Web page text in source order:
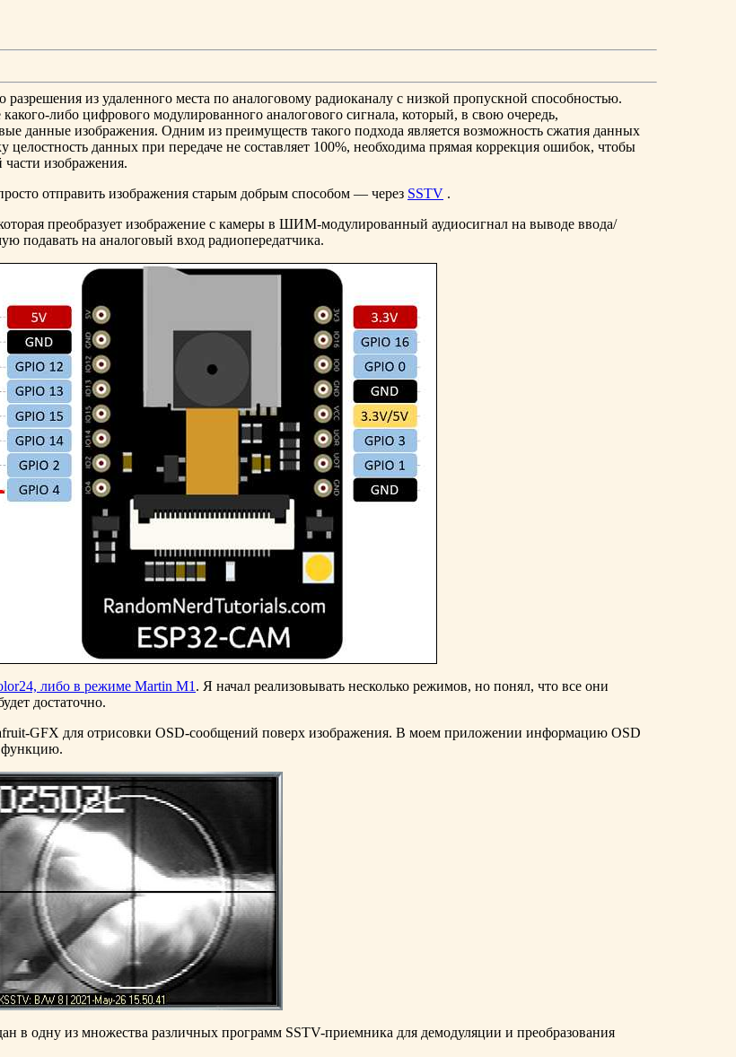
из удаленного места по аналоговому радиоканалу с низкой пропускной способностью.
либо цифрового модулированного аналогового сигнала, который, в свою очередь,
данные изображения. Одним из преимуществ такого подхода является возможность сжатия данных
данных при передаче не составляет 100%, необходима прямая коррекция ошибок, чтобы
части изображения.
отправить изображения старым добрым способом — через SSTV .
преобразует изображение с камеры в ШИМ-модулированный аудиосигнал на выводе ввода/
подавать на аналоговый вход радиопередатчика.
либо в режиме Martin M1 . Я начал реализовывать несколько режимов, но понял, что все они
достаточно.
GFX для отрисовки OSD-сообщений поверх изображения. В моем приложении информацию OSD
функцию.
в одну из множества различных программ SSTV-приемника для демодуляции и преобразования